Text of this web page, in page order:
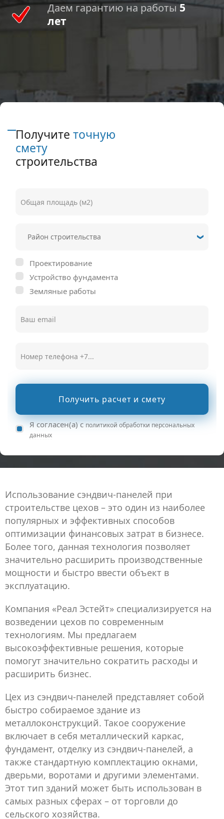
Даем гарантию на работы5
лет
Получите точную
смету
строительства
Проектирование
Устройство фундамента
Земляные работы
Получить расчет и смету
Я согласен(а) сполитикой обработки персональных
данных
Использование сэндвич-панелей при
строительстве цехов – это один из наиболее
популярных и эффективных способов
оптимизации финансовых затрат в бизнесе.
Более того, данная технология позволяет
значительно расширить производственные
мощности и быстро ввести объект в
эксплуатацию.
Компания «Реал Эстейт» специализируется на
возведении цехов по современным
технологиям. Мы предлагаем
высокоэффективные решения, которые
помогут значительно сократить расходы и
расширить бизнес.
Цех из сэндвич-панелей представляет собой
быстро собираемое здание из
металлоконструкций. Такое сооружение
включает в себя металлический каркас,
фундамент, отделку из сэндвич-панелей, а
также стандартную комплектацию окнами,
дверьми, воротами и другими элементами.
Этот тип зданий может быть использован в
самых разных сферах – от торговли до
сельского хозяйства.